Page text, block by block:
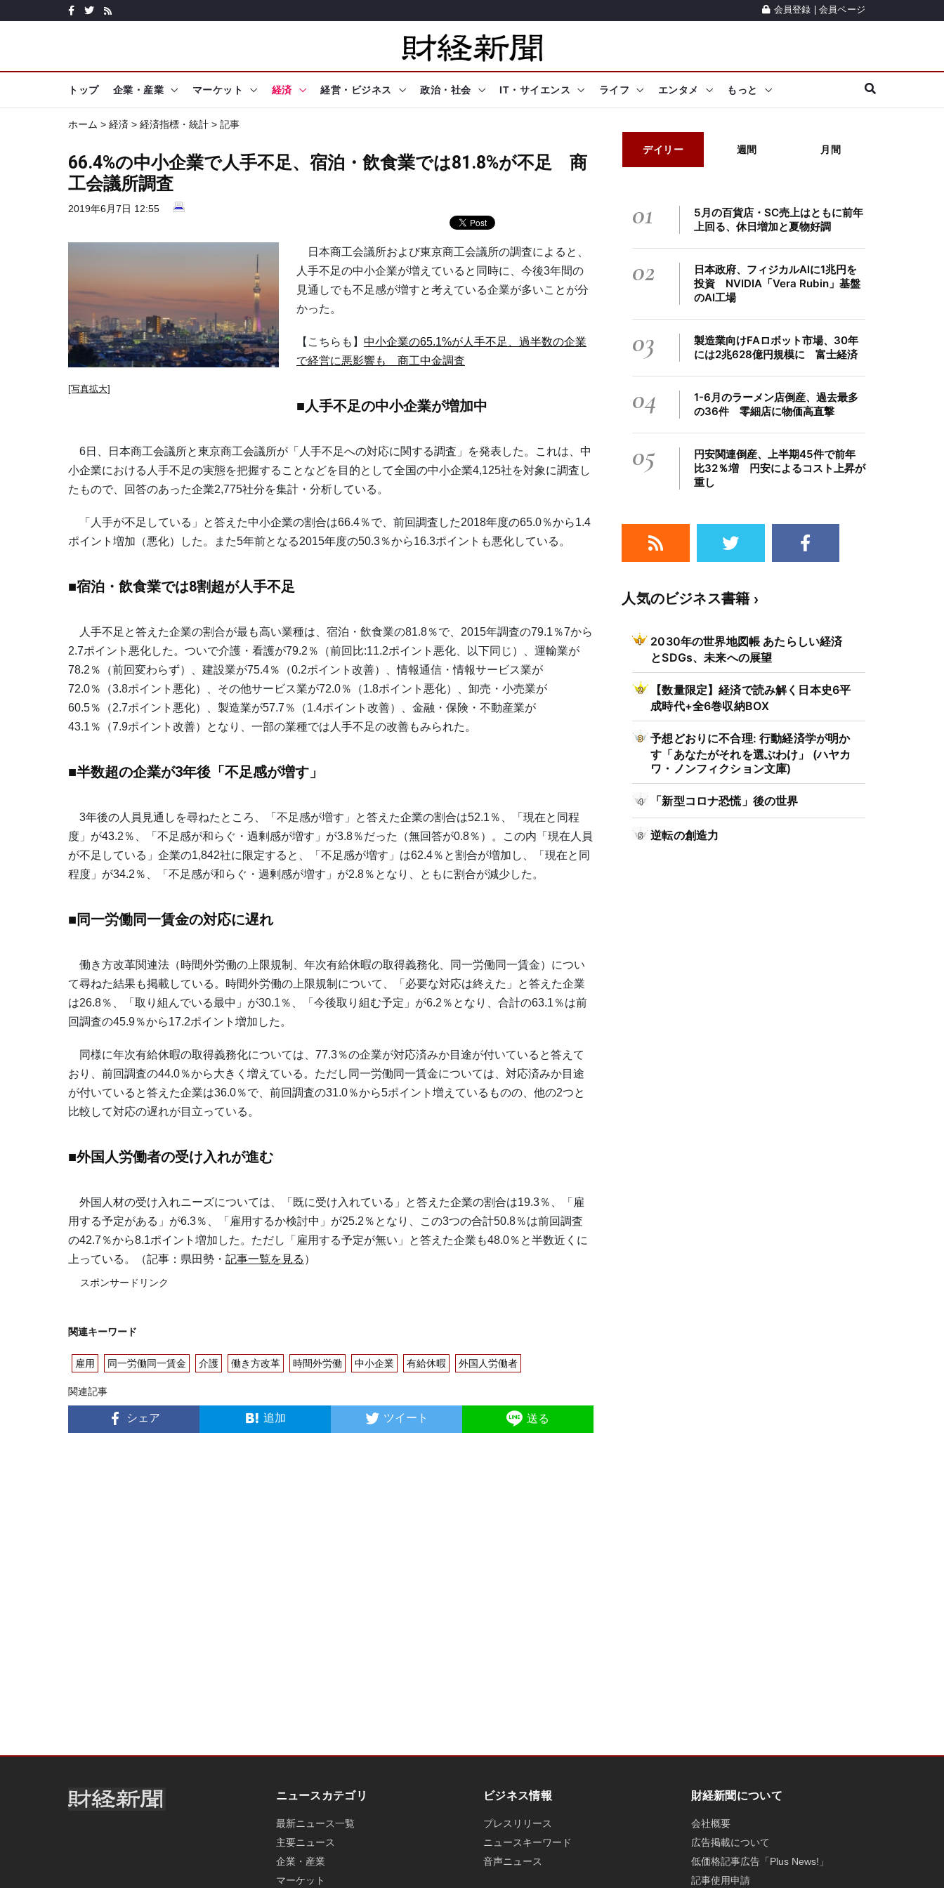
会員登録 会員ページ
トップ 企業・産業 マーケット 経済 経営・ビジネス 政治・社会 IT・サイエンス ライフ エンタメ もっと
ホーム > 経済 > 経済指標・統計 > 記事
66.4%の中小企業で人手不足、宿泊・飲食業では81.8%が不足 商
工会議所調査
2019年6月7日 12:55
[写真拡大]
日本商工会議所および東京商工会議所の調査によると、
人手不足の中小企業が増えていると同時に、今後3年間の
見通しでも不足感が増すと考えている企業が多いことが分
かった。
【こちらも】 中小企業の65.1%が人手不足、過半数の企業
で経営に悪影響も 商工中金調査
■人手不足の中小企業が増加中
6日、日本商工会議所と東京商工会議所が「人手不足への対応に関する調査」を発表した。これは、中
小企業における人手不足の実態を把握することなどを目的として全国の中小企業4,125社を対象に調査し
たもので、回答のあった企業2,775社分を集計・分析している。
「人手が不足している」と答えた中小企業の割合は66.4％で、前回調査した2018年度の65.0％から1.4
ポイント増加（悪化）した。また5年前となる2015年度の50.3％から16.3ポイントも悪化している。
■宿泊・飲食業では8割超が人手不足
人手不足と答えた企業の割合が最も高い業種は、宿泊・飲食業の81.8％で、2015年調査の79.1％7から
2.7ポイント悪化した。ついで介護・看護が79.2％（前回比:11.2ポイント悪化、以下同じ）、運輸業が
78.2％（前回変わらず）、建設業が75.4％（0.2ポイント改善）、情報通信・情報サービス業が
72.0％（3.8ポイント悪化）、その他サービス業が72.0％（1.8ポイント悪化）、卸売・小売業が
60.5％（2.7ポイント悪化）、製造業が57.7％（1.4ポイント改善）、金融・保険・不動産業が
43.1％（7.9ポイント改善）となり、一部の業種では人手不足の改善もみられた。
■半数超の企業が3年後「不足感が増す」
3年後の人員見通しを尋ねたところ、「不足感が増す」と答えた企業の割合は52.1％、「現在と同程
度」が43.2％、「不足感が和らぐ・過剰感が増す」が3.8％だった（無回答が0.8％）。この内「現在人員
が不足している」企業の1,842社に限定すると、「不足感が増す」は62.4％と割合が増加し、「現在と同
程度」が34.2％、「不足感が和らぐ・過剰感が増す」が2.8％となり、ともに割合が減少した。
■同一労働同一賃金の対応に遅れ
働き方改革関連法（時間外労働の上限規制、年次有給休暇の取得義務化、同一労働同一賃金）につい
て尋ねた結果も掲載している。時間外労働の上限規制について、「必要な対応は終えた」と答えた企業
は26.8％、「取り組んでいる最中」が30.1％、「今後取り組む予定」が6.2％となり、合計の63.1％は前
回調査の45.9％から17.2ポイント増加した。
同様に年次有給休暇の取得義務化については、77.3％の企業が対応済みか目途が付いていると答えて
おり、前回調査の44.0％から大きく増えている。ただし同一労働同一賃金については、対応済みか目途
が付いていると答えた企業は36.0％で、前回調査の31.0％から5ポイント増えているものの、他の2つと
比較して対応の遅れが目立っている。
■外国人労働者の受け入れが進む
外国人材の受け入れニーズについては、「既に受け入れている」と答えた企業の割合は19.3％、「雇
用する予定がある」が6.3％、「雇用するか検討中」が25.2％となり、この3つの合計50.8％は前回調査
の42.7％から8.1ポイント増加した。ただし「雇用する予定が無い」と答えた企業も48.0％と半数近くに
上っている。（記事：県田勢・ 記事一覧を見る ）
スポンサードリンク
関連キーワード
雇用 同一労働同一賃金 介護 働き方改革 時間外労働 中小企業 有給休暇 外国人労働者
関連記事
シェア 追加 ツイート 送る
デイリー 週間 月間
01
5月の百貨店・SC売上はともに前年
上回る、休日増加と夏物好調
02
日本政府、フィジカルAIに1兆円を
投資 NVIDIA「Vera Rubin」基盤
のAI工場
03
製造業向けFAロボット市場、30年
には2兆628億円規模に 富士経済
04
1-6月のラーメン店倒産、過去最多
の36件 零細店に物価高直撃
05
円安関連倒産、上半期45件で前年
比32％増 円安によるコスト上昇が
重し
人気のビジネス書籍
2030年の世界地図帳 あたらしい経済
とSDGs、未来への展望
【数量限定】経済で読み解く日本史6平
成時代+全6巻収納BOX
予想どおりに不合理: 行動経済学が明か
す「あなたがそれを選ぶわけ」 (ハヤカ
ワ・ノンフィクション文庫)
「新型コロナ恐慌」後の世界
逆転の創造力
ニュースカテゴリ
最新ニュース一覧
主要ニュース
企業・産業
マーケット
ビジネス情報
プレスリリース
ニュースキーワード
音声ニュース
財経新聞について
会社概要
広告掲載について
低価格記事広告「Plus News!」
記事使用申請